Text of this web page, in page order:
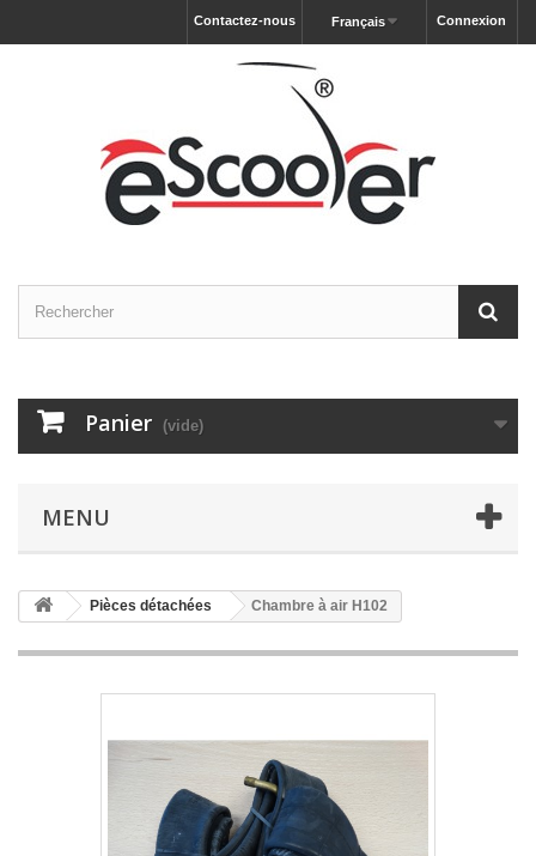
Connexion
Français
Contactez-nous
Panier (vide)
MENU
Pièces détachées Chambre à air H102